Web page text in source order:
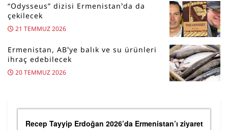
“Odysseus” dizisi Ermenistan’da da
çekilecek
21 TEMMUZ 2026
Ermenistan, AB’ye balık ve su ürünleri
ihraç edebilecek
20 TEMMUZ 2026
Recep Tayyip Erdoğan 2026’da Ermenistan’ı ziyaret